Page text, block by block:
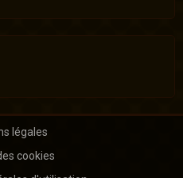
légales
cookies